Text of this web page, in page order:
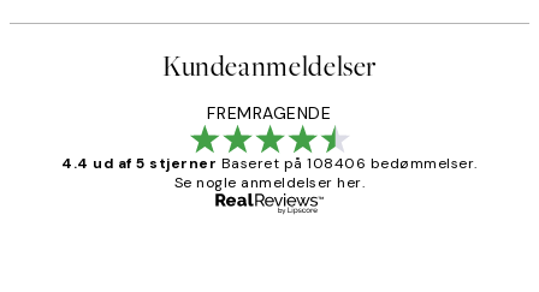
Kundeanmeldelser
FREMRAGENDE
4.4 ud af 5 stjerner Baseret på 108406 bedømmelser.
Se nogle anmeldelser her.